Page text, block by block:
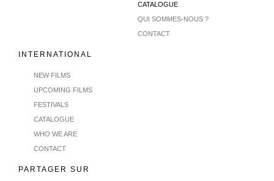
CATALOGUE
QUI SOMMES-NOUS ?
CONTACT
INTERNATIONAL
NEW FILMS
UPCOMING FILMS
FESTIVALS
CATALOGUE
WHO WE ARE
CONTACT
PARTAGER SUR